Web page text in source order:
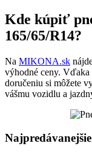
Kde kúpiť
165/65/R14?
Na MIKONA.sk
výhodné ceny. Vďaka
doručeniu si môžete
vášmu vozidlu a